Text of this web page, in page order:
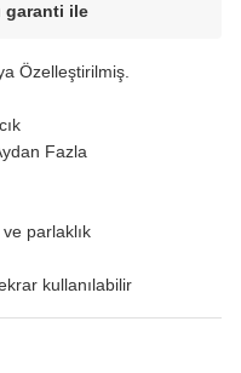
garanti ile
Özelleştirilmiş.
Fazla
parlaklık
kullanılabilir